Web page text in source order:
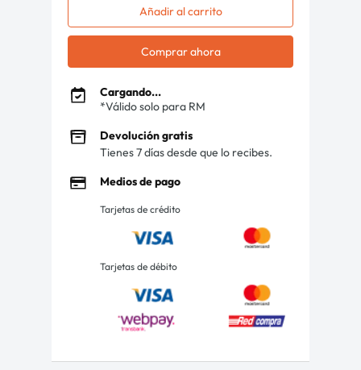
Añadir al carrito
Comprar ahora
Cargando...
*Válido solo para RM
Devolución gratis
Tienes 7 días desde que lo recibes.
Medios de pago
Tarjetas de crédito
Tarjetas de débito